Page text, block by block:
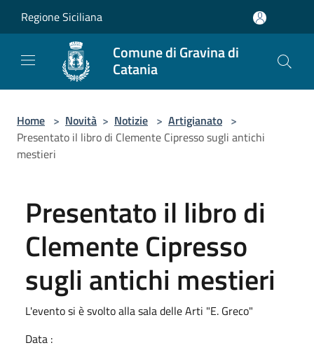
Regione Siciliana
Comune di Gravina di
Catania
Home > Novità > Notizie > Artigianato >
Presentato il libro di Clemente Cipresso sugli antichi
mestieri
Presentato il libro di
Clemente Cipresso
sugli antichi mestieri
L'evento si è svolto alla sala delle Arti "E. Greco"
Data :